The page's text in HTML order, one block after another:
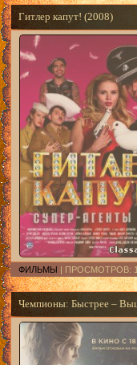
Гитлер капут! (2008)
ФИЛЬМЫ | ПРОСМОТРОВ:
Чемпионы: Быстрее –